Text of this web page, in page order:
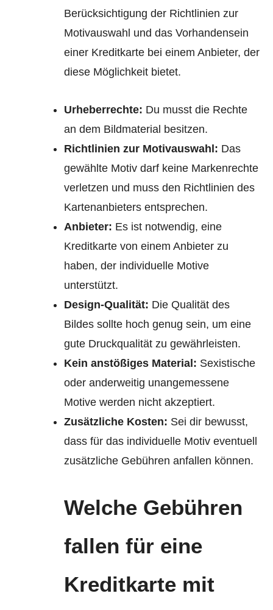
Berücksichtigung der Richtlinien zur
Motivauswahl und das Vorhandensein
einer Kreditkarte bei einem Anbieter, der
diese Möglichkeit bietet.
Urheberrechte: Du musst die Rechte
an dem Bildmaterial besitzen.
Richtlinien zur Motivauswahl: Das
gewählte Motiv darf keine Markenrechte
verletzen und muss den Richtlinien des
Kartenanbieters entsprechen.
Anbieter: Es ist notwendig, eine
Kreditkarte von einem Anbieter zu
haben, der individuelle Motive
unterstützt.
Design-Qualität: Die Qualität des
Bildes sollte hoch genug sein, um eine
gute Druckqualität zu gewährleisten.
Kein anstößiges Material: Sexistische
oder anderweitig unangemessene
Motive werden nicht akzeptiert.
Zusätzliche Kosten: Sei dir bewusst,
dass für das individuelle Motiv eventuell
zusätzliche Gebühren anfallen können.
Welche Gebühren
fallen für eine
Kreditkarte mit